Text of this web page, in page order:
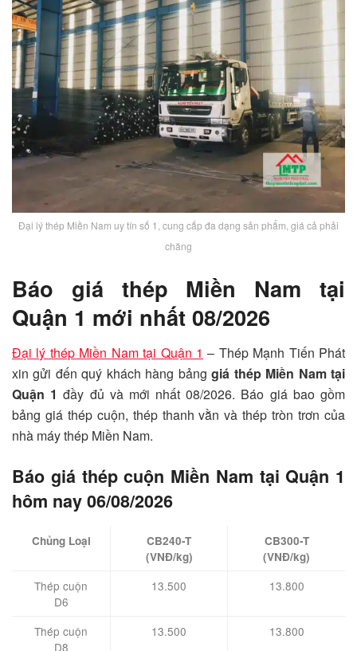
Đại lý thép Miền Nam uy tín số 1, cung cấp đa dạng sản phẩm, giá cả phải
chăng
Báo giá thép Miền Nam tại
Quận 1 mới nhất 08/2026
Đại lý thép Miền Nam tại Quận 1 – Thép Mạnh Tiến Phát
xin gửi đến quý khách hàng bảnggiá thép Miền Nam tại
Quận 1đầy đủ và mới nhất 08/2026. Báo giá bao gồm
bảng giá thép cuộn, thép thanh vằn và thép tròn trơn của
nhà máy thép Miền Nam.
Báo giá thép cuộn Miền Nam tại Quận 1
hôm nay 06/08/2026
Chủng Loại
CB240-T
(VNĐ/kg)
CB300-T
(VNĐ/kg)
Thép cuộn
D6
13.500 13.800
Thép cuộn
D8
13.500 13.800